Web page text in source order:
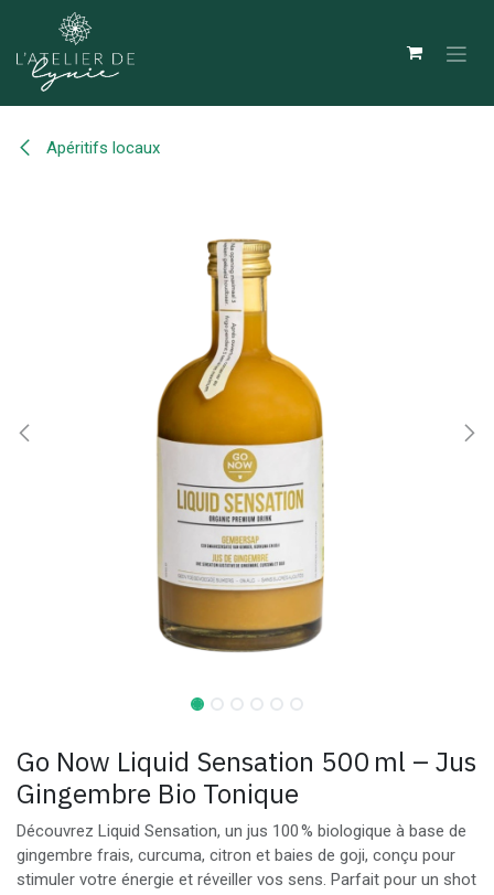
Se rendre au contenu
Apéritifs locaux
Go Now Liquid Sensation 500 ml – Jus
Gingembre Bio Tonique
Découvrez Liquid Sensation, un jus 100 % biologique à base de
gingembre frais, curcuma, citron et baies de goji, conçu pour
stimuler votre énergie et réveiller vos sens. Parfait pour un shot